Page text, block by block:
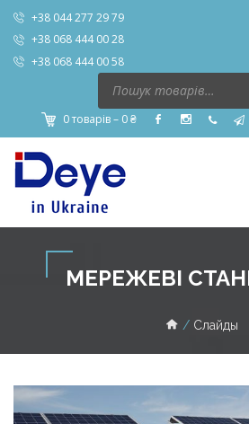
+38 044 277 29 79
+38 068 444 00 28
+38 068 444 00 58
Пошук
товарів
0 товарів – 0₴
МЕРЕЖЕВІ
Слайды